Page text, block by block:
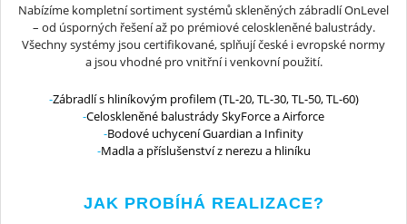
Nabízíme kompletní sortiment systémů skleněných zábradlí OnLevel
– od úsporných řešení až po prémiové celoskleněné balustrády.
Všechny systémy jsou certifikované, splňují české i evropské normy
a jsou vhodné pro vnitřní i venkovní použití.
Zábradlí s hliníkovým profilem (TL-20, TL-30, TL-50, TL-60)
Celoskleněné balustrády SkyForce a Airforce
Bodové uchycení Guardian a Infinity
Madla a příslušenství z nerezu a hliníku
JAK PROBÍHÁ REALIZACE?